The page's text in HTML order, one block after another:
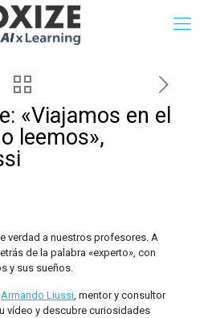
«Viajamos en el
leemos»,
verdad a nuestros profesores. A
de la palabra «experto», con
y sus sueños.
Armando Liussi, mentor y consultor
vídeo y descubre curiosidades